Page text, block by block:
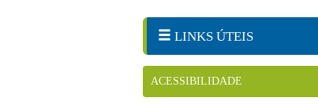
LINKS ÚTEIS
ACESSIBILIDADE